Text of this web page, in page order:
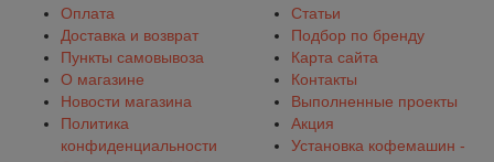
Оплата
Доставка и возврат
Пункты самовывоза
О магазине
Новости магазина
Политика
конфиденциальности
Статьи
Подбор по бренду
Карта сайта
Контакты
Выполненные проекты
Акция
Установка кофемашин -